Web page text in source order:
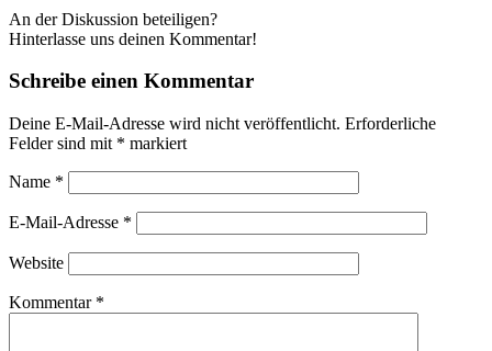
An der Diskussion beteiligen?
Hinterlasse uns deinen Kommentar!
Schreibe einen Kommentar
Deine E-Mail-Adresse wird nicht veröffentlicht. Erforderliche
Felder sind mit * markiert
Name *
E-Mail-Adresse *
Website
Kommentar *